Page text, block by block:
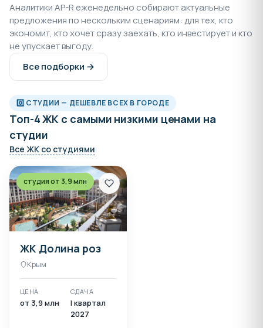
Аналитики AP-R еженедельно собирают актуальные
предложения по нескольким сценариям: для тех, кто
экономит, кто хочет сразу заехать, кто инвестирует и кто
не упускает выгоду.
Все подборки →
0️⃣ СТУДИИ — ДЕШЕВЛЕ ВСЕХ В ГОРОДЕ
Топ-4 ЖК с самыми низкими ценами на
студии
Все ЖК со студиями
студия от 3,9 млн
ЖК Долина роз
Крым
ЦЕНА
от 3,9 млн
СДАЧА
I квартал
2027